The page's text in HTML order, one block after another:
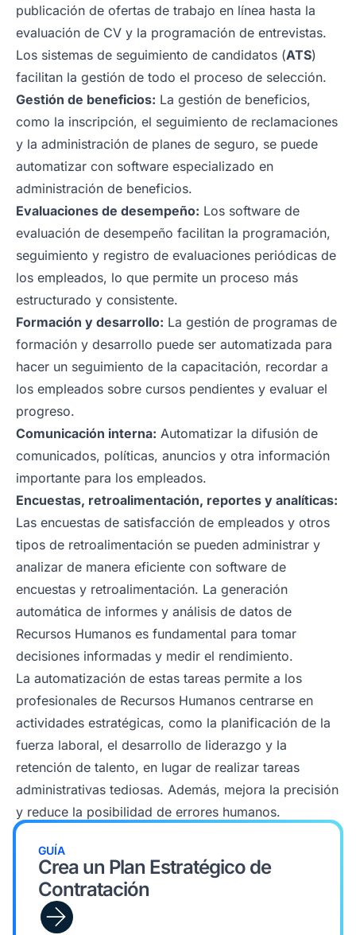
publicación de ofertas de trabajo en línea hasta la
evaluación de CV y la programación de entrevistas.
Los sistemas de seguimiento de candidatos (ATS)
facilitan la gestión de todo el proceso de selección.
Gestión de beneficios: La gestión de beneficios,
como la inscripción, el seguimiento de reclamaciones
y la administración de planes de seguro, se puede
automatizar con software especializado en
administración de beneficios.
Evaluaciones de desempeño: Los software de
evaluación de desempeño facilitan la programación,
seguimiento y registro de evaluaciones periódicas de
los empleados, lo que permite un proceso más
estructurado y consistente.
Formación y desarrollo: La gestión de programas de
formación y desarrollo puede ser automatizada para
hacer un seguimiento de la capacitación, recordar a
los empleados sobre cursos pendientes y evaluar el
progreso.
Comunicación interna: Automatizar la difusión de
comunicados, políticas, anuncios y otra información
importante para los empleados.
Encuestas, retroalimentación, reportes y analíticas:
Las encuestas de satisfacción de empleados y otros
tipos de retroalimentación se pueden administrar y
analizar de manera eficiente con software de
encuestas y retroalimentación. La generación
automática de informes y análisis de datos de
Recursos Humanos es fundamental para tomar
decisiones informadas y medir el rendimiento.
La automatización de estas tareas permite a los
profesionales de Recursos Humanos centrarse en
actividades estratégicas, como la planificación de la
fuerza laboral, el desarrollo de liderazgo y la
retención de talento, en lugar de realizar tareas
administrativas tediosas. Además, mejora la precisión
y reduce la posibilidad de errores humanos.
GUÍA
Crea un Plan Estratégico de
Contratación